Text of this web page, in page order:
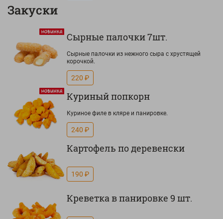
Закуски
Сырные палочки 7шт.
Сырные палочки из нежного сыра с хрустящей
корочкой.
220 ₽
Куриный попкорн
Куриное филе в кляре и панировке.
240 ₽
Картофель по деревенски
190 ₽
Креветка в панировке 9 шт.